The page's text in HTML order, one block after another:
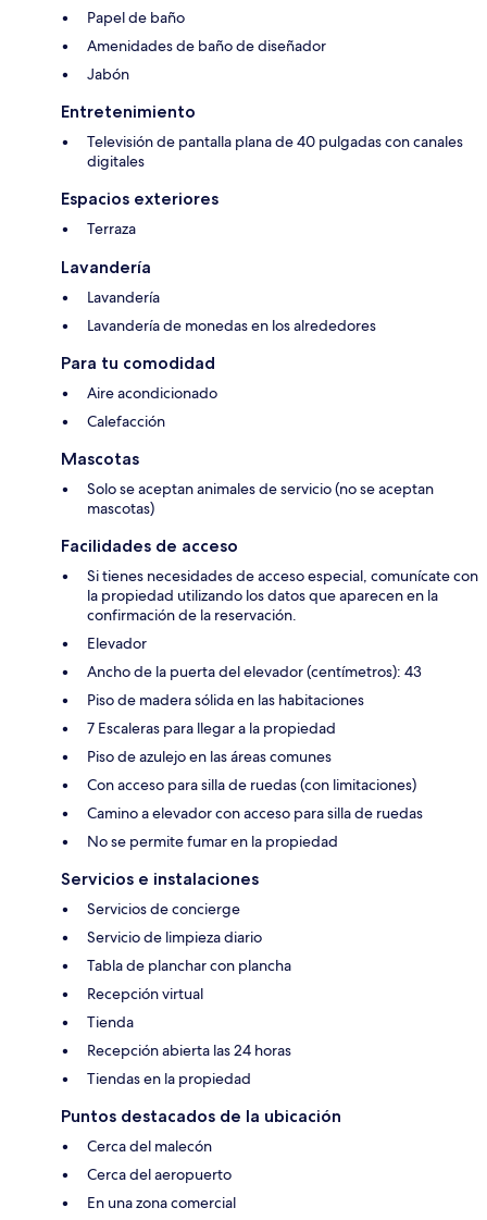
Papel de baño
Amenidades de baño de diseñador
Jabón
Entretenimiento
Televisión de pantalla plana de 40 pulgadas con canales
digitales
Espacios exteriores
Terraza
Lavandería
Lavandería
Lavandería de monedas en los alrededores
Para tu comodidad
Aire acondicionado
Calefacción
Mascotas
Solo se aceptan animales de servicio (no se aceptan
mascotas)
Facilidades de acceso
Si tienes necesidades de acceso especial, comunícate con
la propiedad utilizando los datos que aparecen en la
confirmación de la reservación.
Elevador
Ancho de la puerta del elevador (centímetros): 43
Piso de madera sólida en las habitaciones
7 Escaleras para llegar a la propiedad
Piso de azulejo en las áreas comunes
Con acceso para silla de ruedas (con limitaciones)
Camino a elevador con acceso para silla de ruedas
No se permite fumar en la propiedad
Servicios e instalaciones
Servicios de concierge
Servicio de limpieza diario
Tabla de planchar con plancha
Recepción virtual
Tienda
Recepción abierta las 24 horas
Tiendas en la propiedad
Puntos destacados de la ubicación
Cerca del malecón
Cerca del aeropuerto
En una zona comercial